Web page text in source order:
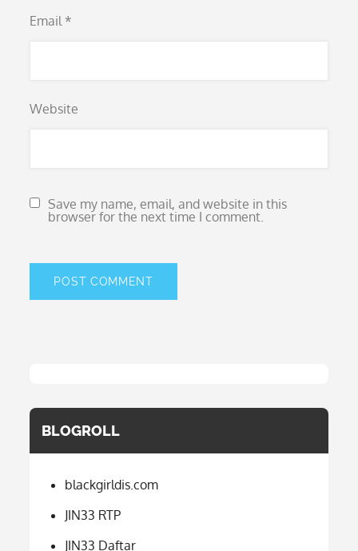
Email *
Website
Save my name, email, and website in this
browser for the next time I comment.
BLOGROLL
blackgirldis.com
JIN33 RTP
JIN33 Daftar